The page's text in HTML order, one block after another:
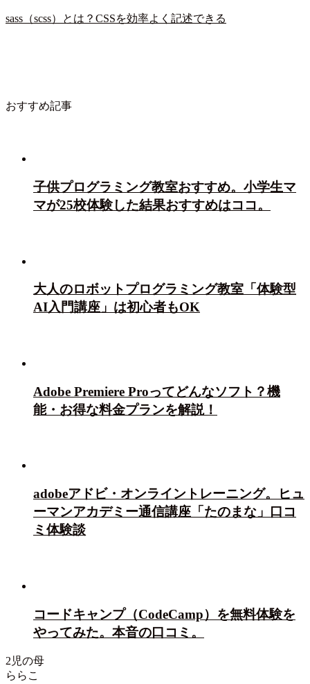
sass（scss）とは？CSSを効率よく記述できる
おすすめ記事
子供プログラミング教室おすすめ。小学生マ
マが25校体験した結果おすすめはココ。
大人のロボットプログラミング教室「体験型
AI入門講座」は初心者もOK
Adobe Premiere Proってどんなソフト？機
能・お得な料金プランを解説！
adobeアドビ・オンライントレーニング。ヒュ
ーマンアカデミー通信講座「たのまな」口コ
ミ体験談
コードキャンプ（CodeCamp）を無料体験を
やってみた。本音の口コミ。
2児の母
ららこ